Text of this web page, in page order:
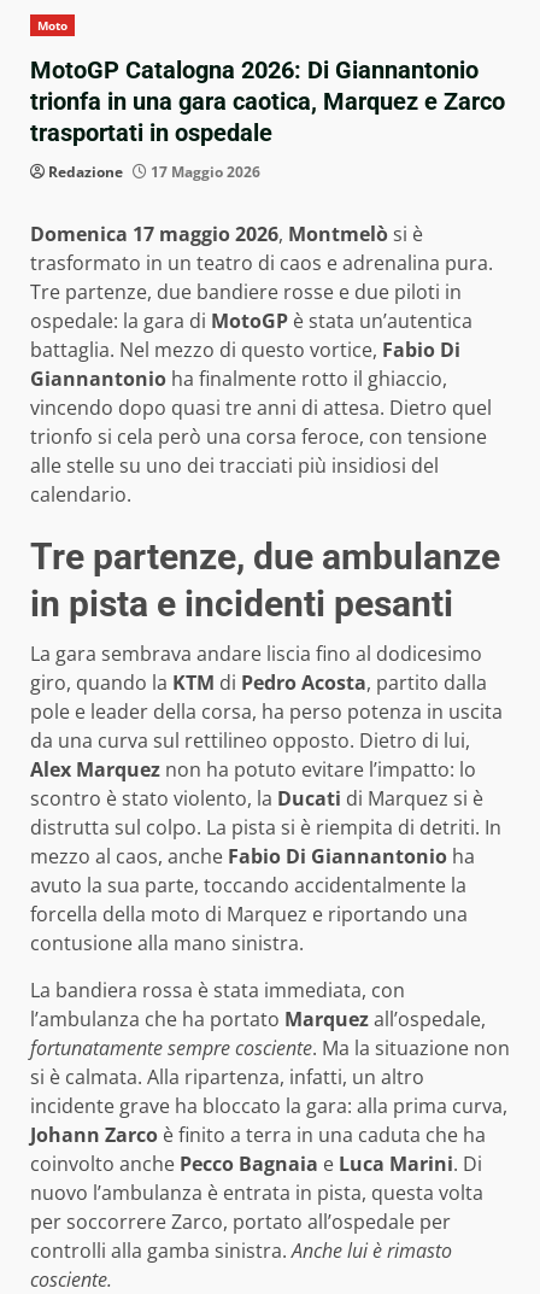
Moto
MotoGP Catalogna 2026: Di Giannantonio
trionfa in una gara caotica, Marquez e Zarco
trasportati in ospedale
Redazione 17 Maggio 2026
Domenica 17 maggio 2026, Montmelòsi è
trasformato in un teatro di caos e adrenalina pura.
Tre partenze, due bandiere rosse e due piloti in
ospedale: la gara di MotoGP è stata un’autentica
battaglia. Nel mezzo di questo vortice, Fabio Di
Giannantonio ha finalmente rotto il ghiaccio,
vincendo dopo quasi tre anni di attesa. Dietro quel
trionfo si cela però una corsa feroce, con tensione
alle stelle su uno dei tracciati più insidiosi del
calendario.
Tre partenze, due ambulanze
in pista e incidenti pesanti
La gara sembrava andare liscia fino al dodicesimo
giro, quando la KTM di Pedro Acosta, partito dalla
pole e leader della corsa, ha perso potenza in uscita
da una curva sul rettilineo opposto. Dietro di lui,
Alex Marquez non ha potuto evitare l’impatto: lo
scontro è stato violento, la Ducati di Marquez si è
distrutta sul colpo. La pista si è riempita di detriti. In
mezzo al caos, anche Fabio Di Giannantonio ha
avuto la sua parte, toccando accidentalmente la
forcella della moto di Marquez e riportando una
contusione alla mano sinistra.
La bandiera rossa è stata immediata, con
l’ambulanza che ha portato Marquezall’ospedale,
fortunatamente sempre cosciente. Ma la situazione non
si è calmata. Alla ripartenza, infatti, un altro
incidente grave ha bloccato la gara: alla prima curva,
Johann Zarco è finito a terra in una caduta che ha
coinvolto anche Pecco Bagnaia e Luca Marini. Di
nuovo l’ambulanza è entrata in pista, questa volta
per soccorrere Zarco, portato all’ospedale per
controlli alla gamba sinistra.Anche lui è rimasto
cosciente.